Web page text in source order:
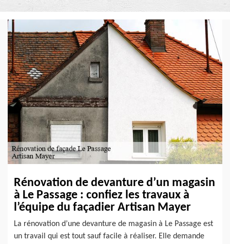
Rénovation de devanture d’un magasin
à Le Passage : confiez les travaux à
l’équipe du façadier Artisan Mayer
La rénovation d’une devanture de magasin à Le Passage est
un travail qui est tout sauf facile à réaliser. Elle demande